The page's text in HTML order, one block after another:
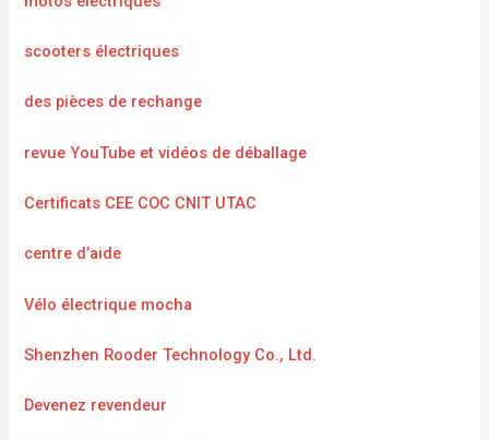
scooters électriques
des pièces de rechange
revue YouTube et vidéos de déballage
Certificats CEE COC CNIT UTAC
centre d’aide
Vélo électrique mocha
Shenzhen Rooder Technology Co., Ltd.
Devenez revendeur